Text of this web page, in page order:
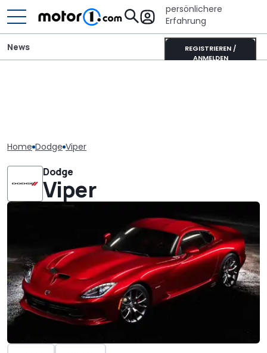
persönlichere
Erfahrung
REGISTRIEREN /
ANMELDEN
News
Home Dodge Viper
Dodge
Viper